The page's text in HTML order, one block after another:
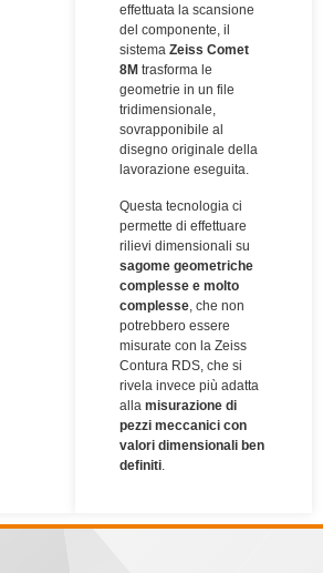
effettuata la scansione
del componente, il
sistema Zeiss Comet
8M trasforma le
geometrie in un file
tridimensionale,
sovrapponibile al
disegno originale della
lavorazione eseguita.
Questa tecnologia ci
permette di effettuare
rilievi dimensionali su
sagome geometriche
complesse e molto
complesse , che non
potrebbero essere
misurate con la Zeiss
Contura RDS, che si
rivela invece più adatta
alla misurazione di
pezzi meccanici con
valori dimensionali ben
definiti